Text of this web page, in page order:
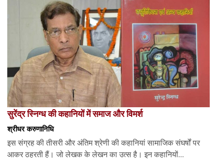
सुरेंद्र स्निग्ध की कहानियों में समाज और विमर्श
श्रीधर करुणानिधि
इस संग्रह की तीसरी और अंतिम श्रेणी की कहानियां सामाजिक संघर्षों पर
आकर ठहरती हैं। जो लेखक के लेखन का उत्स है। इन कहानियों...